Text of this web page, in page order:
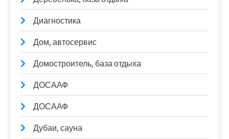
Диагностика
Дом, автосервис
Домостроитель, база отдыха
ДОСААФ
ДОСААФ
Дубаи, сауна